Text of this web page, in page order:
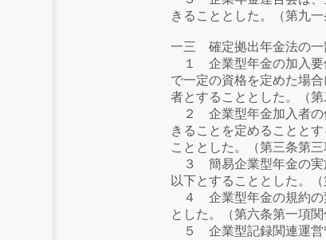
きることとした。（第九
一三 確定拠出年金法の一
１ 企業型年金の加入要
で一定の資格を定めた場
者とすることとした。（
２ 企業型年金加入者の
きることを定めることと
こととした。（第三条第
３ 簡易企業型年金の実
以下とすることとした。
４ 企業型年金の規約の
とした。（第六条第一項関
５ 企業型記録関連運営